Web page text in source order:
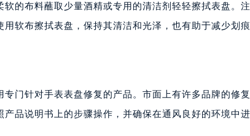
软的布料蘸取少量酒精或专用的清洁剂轻轻擦拭表盘。
软布擦拭表盘，保持其清洁和光泽，也有助于减少划痕
门针对手表表盘修复的产品。市面上有许多品牌的修
品说明书上的步骤操作，并确保在通风良好的环境中进